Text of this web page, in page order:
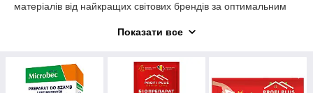
матеріалів від найкращих світових брендів за оптимальним
оформлення замовлень та надійну доставку товару до будь-
Показати все